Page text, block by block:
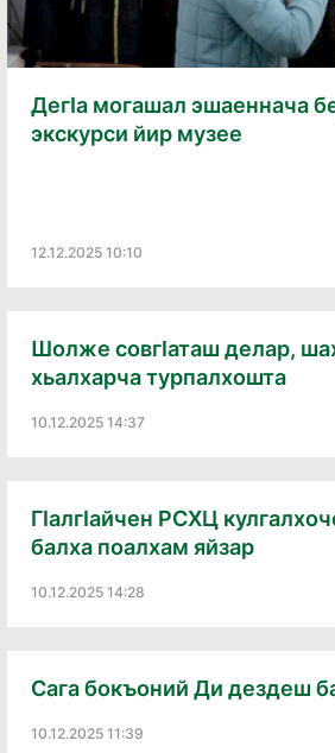
Дегӏа могашал эшаеннача
экскурси йир музее
12.12.2025 10:10
Шолже совгӏаташ делар,
хьалхарча турпалхошта
10.12.2025 14:37
Гӏалгӏайчен РСХЦ
балха поалхам яйзар
10.12.2025 14:28
Сага бокъоний Ди дездеш
10.12.2025 11:39